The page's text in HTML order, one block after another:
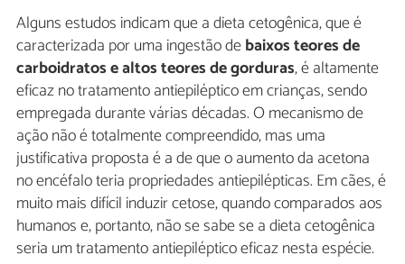
Alguns estudos indicam que a dieta cetogênica, que é
caracterizada por uma ingestão debaixos teores de
carboidratos e altos teores de gorduras, é altamente
eficaz no tratamento antiepiléptico em crianças, sendo
empregada durante várias décadas. O mecanismo de
ação não é totalmente compreendido, mas uma
justificativa proposta é a de que o aumento da acetona
no encéfalo teria propriedades antiepilépticas. Em cães, é
muito mais difícil induzir cetose, quando comparados aos
humanos e, portanto, não se sabe se a dieta cetogênica
seria um tratamento antiepiléptico eficaz nesta espécie.